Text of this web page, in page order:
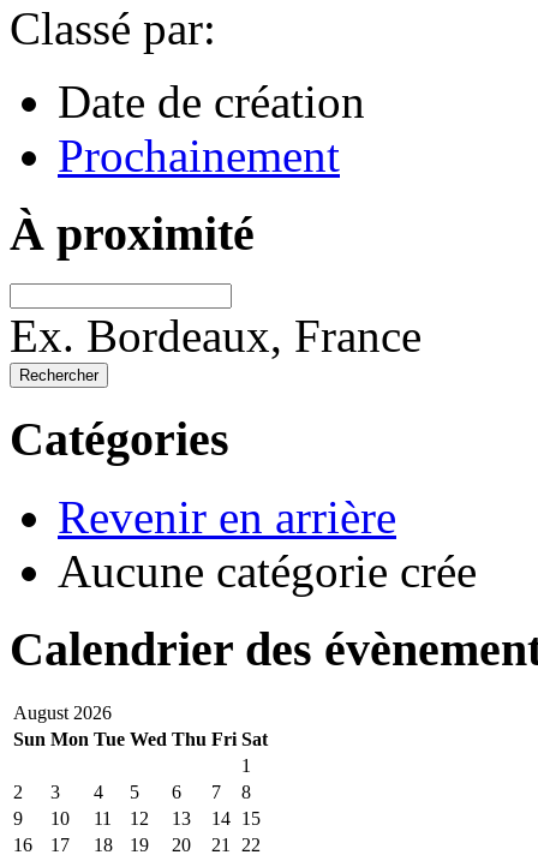
Classé par:
Date de création
Prochainement
À proximité
Ex. Bordeaux, France
Rechercher
Catégories
Revenir en arrière
Aucune catégorie crée
Calendrier des
August 2026
Sun Mon Tue Wed Thu Fri Sat
1
2
3 4 5 6 7
8
9
10 11 12 13 14 15
16
17 18 19 20 21 22